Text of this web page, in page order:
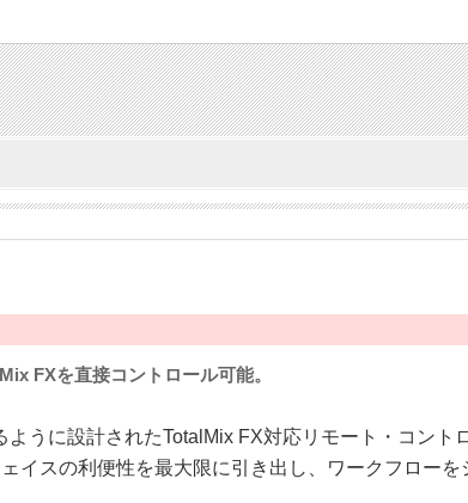
FXを直接コントロール可能。
うに設計されたTotalMix FX対応リモート・コント
スの利便性を最大限に引き出し、ワークフローを